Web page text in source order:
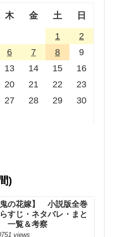
木 金 土 日
1
2
6 7 8
9
13 14 15
16
20 21 22
23
27 28 29
30
)
鬼の花嫁】 小説版全巻
すじ・ネタバレ・まと
一覧＆考察
views